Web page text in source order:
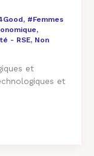
, #Femmes
,
- RSE, Non
et
et